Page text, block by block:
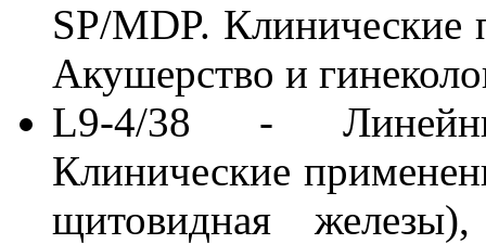
SP/MDP.
Акушерство и
L9-4/38 -
Клинические
щитовидная